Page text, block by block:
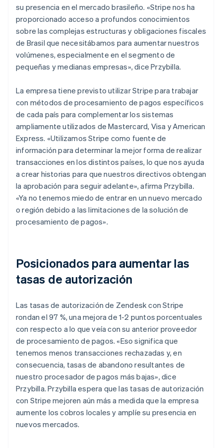
su presencia en el mercado brasileño. «Stripe nos ha
proporcionado acceso a profundos conocimientos
sobre las complejas estructuras y obligaciones fiscales
de Brasil que necesitábamos para aumentar nuestros
volúmenes, especialmente en el segmento de
pequeñas y medianas empresas», dice Przybilla.
La empresa tiene previsto utilizar Stripe para trabajar
con métodos de procesamiento de pagos específicos
de cada país para complementar los sistemas
ampliamente utilizados de Mastercard, Visa y American
Express. «Utilizamos Stripe como fuente de
información para determinar la mejor forma de realizar
transacciones en los distintos países, lo que nos ayuda
a crear historias para que nuestros directivos obtengan
la aprobación para seguir adelante», afirma Przybilla.
«Ya no tenemos miedo de entrar en un nuevo mercado
o región debido a las limitaciones de la solución de
procesamiento de pagos».
Posicionados para aumentar las
tasas de autorización
Las tasas de autorización de Zendesk con Stripe
rondan el 97 %, una mejora de 1-2 puntos porcentuales
con respecto a lo que veía con su anterior proveedor
de procesamiento de pagos. «Eso significa que
tenemos menos transacciones rechazadas y, en
consecuencia, tasas de abandono resultantes de
nuestro procesador de pagos más bajas», dice
Przybilla. Przybilla espera que las tasas de autorización
con Stripe mejoren aún más a medida que la empresa
aumente los cobros locales y amplíe su presencia en
nuevos mercados.